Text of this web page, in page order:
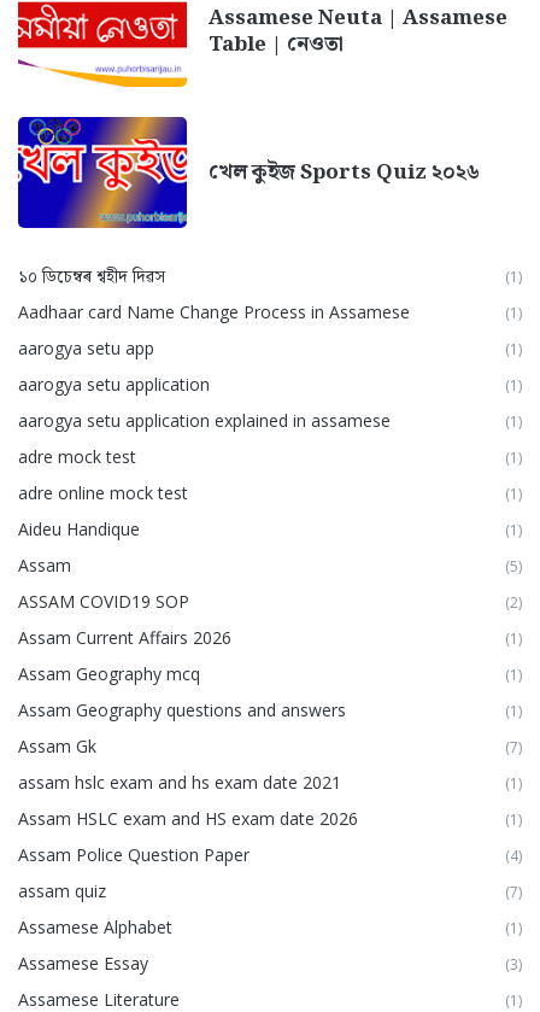
Assamese Neuta | Assamese
Table | নেওতা
খেল কুইজ Sports Quiz ২০২৬
১০ ডিচেম্বৰ শ্বহীদ দিৱস (1)
Aadhaar card Name Change Process in Assamese (1)
aarogya setu app (1)
aarogya setu application (1)
aarogya setu application explained in assamese (1)
adre mock test (1)
adre online mock test (1)
Aideu Handique (1)
Assam (5)
ASSAM COVID19 SOP (2)
Assam Current Affairs 2026 (1)
Assam Geography mcq (1)
Assam Geography questions and answers (1)
Assam Gk (7)
assam hslc exam and hs exam date 2021 (1)
Assam HSLC exam and HS exam date 2026 (1)
Assam Police Question Paper (4)
assam quiz (7)
Assamese Alphabet (1)
Assamese Essay (3)
Assamese Literature (1)